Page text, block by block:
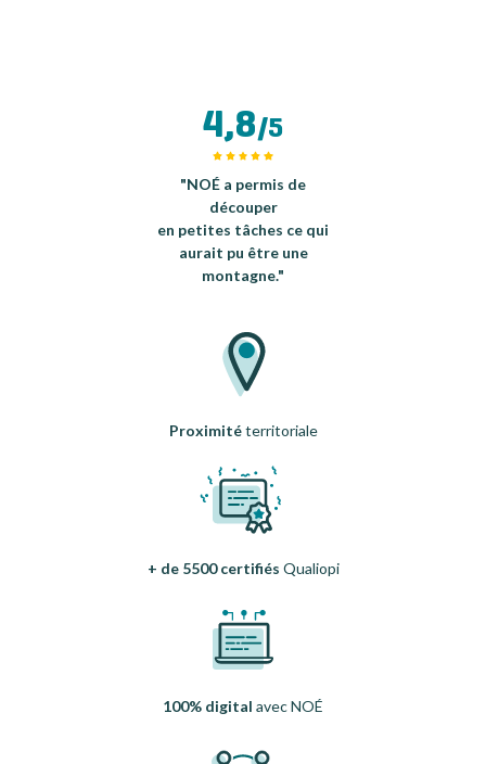
+ de 5500 certifiés Qualiopi
100% digital avec NOÉ
4,8/5
"NOÉ a permis de
découper
en petites tâches ce qui
aurait pu être une
montagne."
Proximitéterritoriale